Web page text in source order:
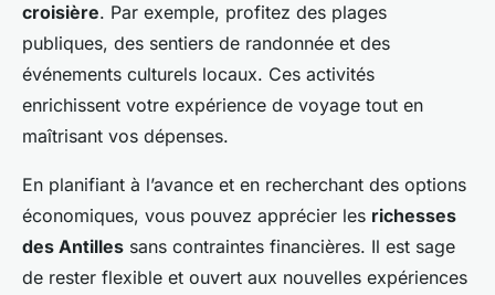
croisière. Par exemple, profitez des plages
publiques, des sentiers de randonnée et des
événements culturels locaux. Ces activités
enrichissent votre expérience de voyage tout en
maîtrisant vos dépenses.
En planifiant à l’avance et en recherchant des options
économiques, vous pouvez apprécier les richesses
des Antilles sans contraintes financières. Il est sage
de rester flexible et ouvert aux nouvelles expériences